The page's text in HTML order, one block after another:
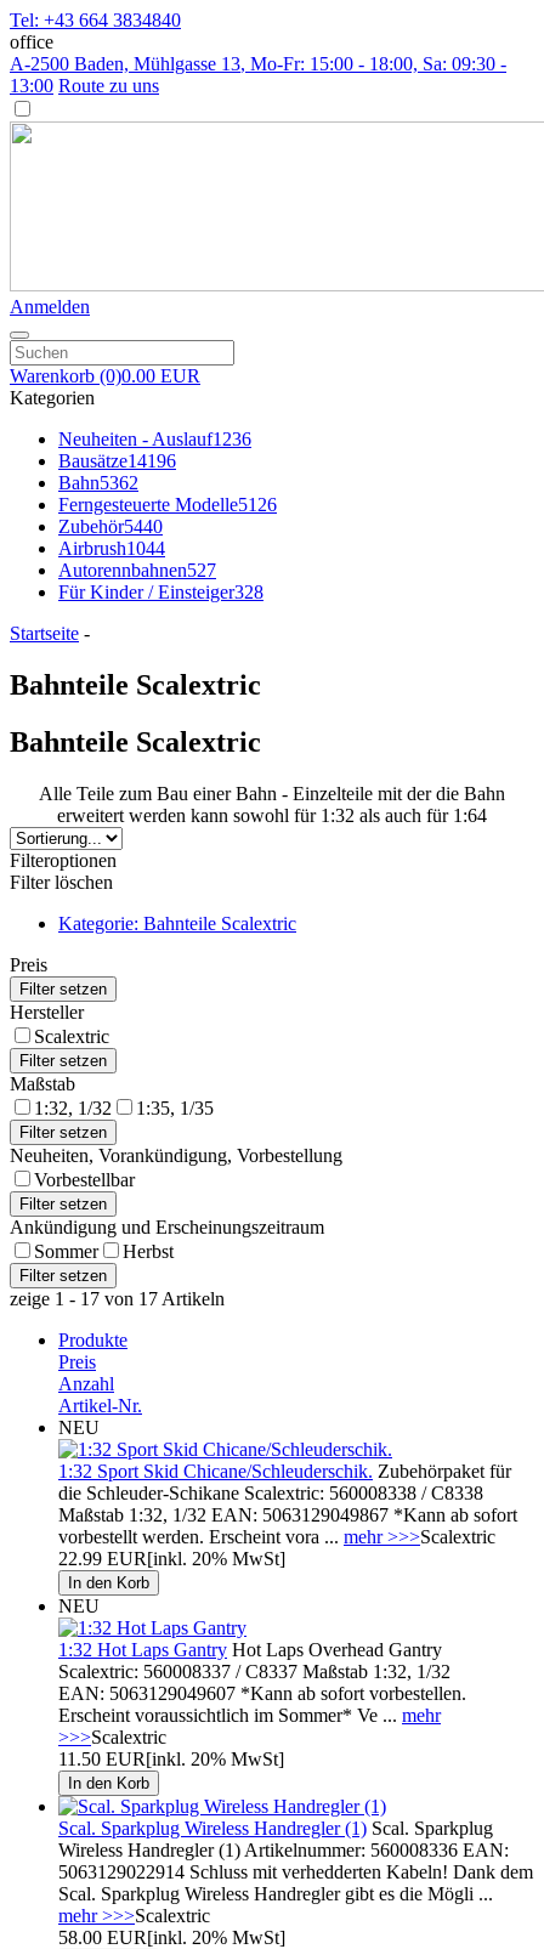
Tel: +43 664 3834840
office
A-2500 Baden, Mühlgasse 13, Mo-Fr: 15:00 - 18:00, Sa: 09:30 -
13:00 Route zu uns
Anmelden
Warenkorb (0)0.00 EUR
Kategorien
Neuheiten - Auslauf1236
Bausätze14196
Bahn5362
Ferngesteuerte Modelle5126
Zubehör5440
Airbrush1044
Autorennbahnen527
Für Kinder / Einsteiger328
Startseite -
Bahnteile Scalextric
Bahnteile Scalextric
Alle Teile zum Bau einer Bahn - Einzelteile mit der die Bahn
erweitert werden kann sowohl für 1:32 als auch für 1:64
Filteroptionen
Filter löschen
Kategorie: Bahnteile Scalextric
Preis
Hersteller
Scalextric
Maßstab
1:32, 1/32
1:35, 1/35
Neuheiten, Vorankündigung, Vorbestellung
Vorbestellbar
Ankündigung und Erscheinungszeitraum
Sommer
Herbst
zeige 1 - 17 von 17 Artikeln
Produkte
Preis
Anzahl
Artikel-Nr.
NEU
1:32 Sport Skid Chicane/Schleuderschik. Zubehörpaket für
die Schleuder-Schikane Scalextric: 560008338 / C8338
Maßstab 1:32, 1/32 EAN: 5063129049867 *Kann ab sofort
vorbestellt werden. Erscheint vora ... mehr >>>Scalextric
22.99 EUR[inkl. 20% MwSt]
NEU
1:32 Hot Laps Gantry Hot Laps Overhead Gantry
Scalextric: 560008337 / C8337 Maßstab 1:32, 1/32
EAN: 5063129049607 *Kann ab sofort vorbestellen.
Erscheint voraussichtlich im Sommer* Ve ... mehr
>>>Scalextric
11.50 EUR[inkl. 20% MwSt]
Scal. Sparkplug Wireless Handregler (1) Scal. Sparkplug
Wireless Handregler (1) Artikelnummer: 560008336 EAN:
5063129022914 Schluss mit verhedderten Kabeln! Dank dem
Scal. Sparkplug Wireless Handregler gibt es die Mögli ...
mehr >>>Scalextric
58.00 EUR[inkl. 20% MwSt]